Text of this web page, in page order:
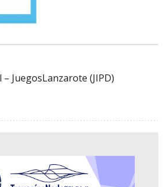
JuegosLanzarote (JIPD)